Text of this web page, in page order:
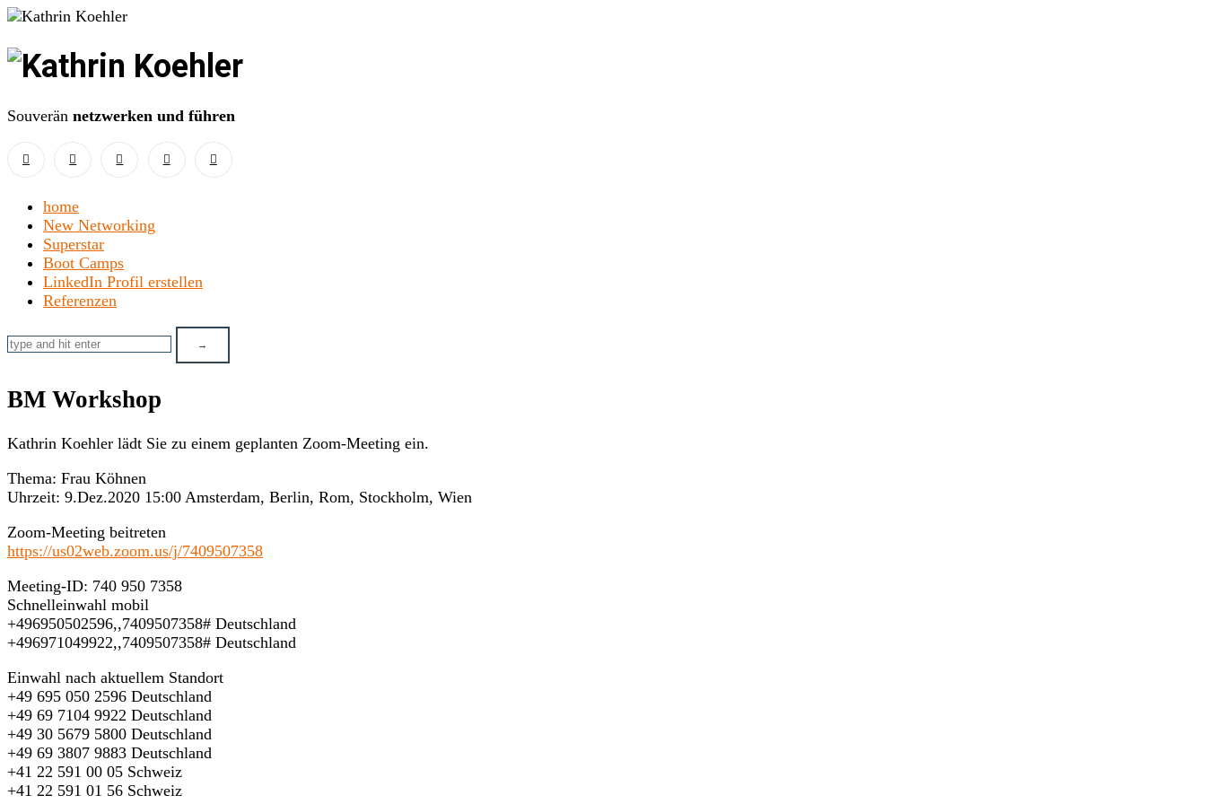
Kathrin
Koehler
Souverän netzwerken und führen
home
New Networking
Superstar
Boot Camps
LinkedIn Profil erstellen
Referenzen
BM Workshop
Kathrin Koehler lädt Sie zu einem geplanten Zoom-Meeting ein.
Thema: Frau Köhnen
Uhrzeit: 9.Dez.2020 15:00 Amsterdam, Berlin, Rom, Stockholm, Wien
Zoom-Meeting beitreten
https://us02web.zoom.us/j/7409507358
Meeting-ID: 740 950 7358
Schnelleinwahl mobil
+496950502596,,7409507358# Deutschland
+496971049922,,7409507358# Deutschland
Einwahl nach aktuellem Standort
+49 695 050 2596 Deutschland
+49 69 7104 9922 Deutschland
+49 30 5679 5800 Deutschland
+49 69 3807 9883 Deutschland
+41 22 591 00 05 Schweiz
+41 22 591 01 56 Schweiz